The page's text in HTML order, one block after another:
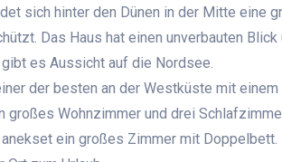
sich hinter den Dünen in der Mitte eine
Das Haus hat einen unverbauten
gibt es Aussicht auf die Nordsee.
der besten an der Westküste mit einem
großes Wohnzimmer und drei
ein großes Zimmer mit Doppelbett.